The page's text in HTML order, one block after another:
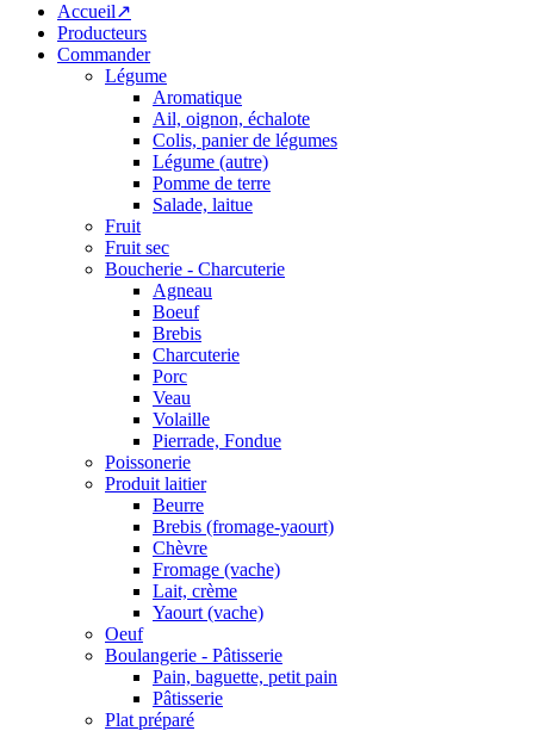
Accueil↗
Producteurs
Commander
Légume
Aromatique
Ail, oignon, échalote
Colis, panier de légumes
Légume (autre)
Pomme de terre
Salade, laitue
Fruit
Fruit sec
Boucherie - Charcuterie
Agneau
Boeuf
Brebis
Charcuterie
Porc
Veau
Volaille
Pierrade, Fondue
Poissonerie
Produit laitier
Beurre
Brebis (fromage-yaourt)
Chèvre
Fromage (vache)
Lait, crème
Yaourt (vache)
Oeuf
Boulangerie - Pâtisserie
Pain, baguette, petit pain
Pâtisserie
Plat préparé